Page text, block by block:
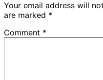
Your email address will
are marked *
Comment *